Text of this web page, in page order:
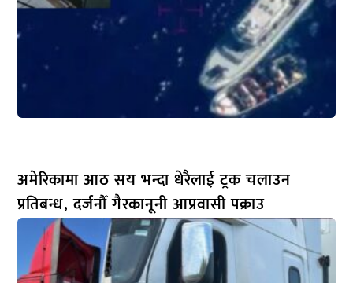
अमेरिकामा आठ सय भन्दा धेरैलाई ट्रक चलाउन
प्रतिबन्ध, दर्जनौँ गैरकानूनी आप्रवासी पक्राउ